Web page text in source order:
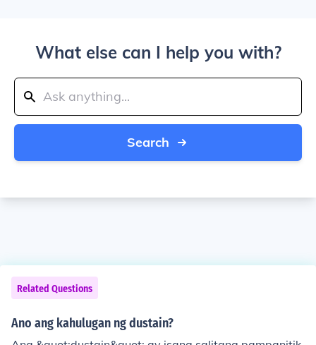
What else can I help you with?
Search
Related Questions
Ano ang kahulugan ng dustain?